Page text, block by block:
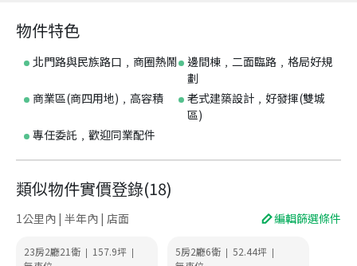
物件特色
北門路與民族路口﹐商圈熱鬧
邊間棟﹐二面臨路﹐格局好規
劃
商業區(商四用地)﹐高容積
老式建築設計﹐好發揮(雙城
區)
專任委託﹐歡迎同業配件
類似物件實價登錄(18)
1公里內 | 半年內 | 店面 編輯篩選條件
23房2廳21衛 | 157.9坪 | 5房2廳6衛 | 52.44坪 |